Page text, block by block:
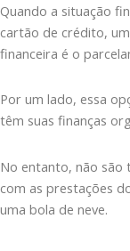
Quando a situação
cartão de crédito,
financeira é o
Por um lado, essa
têm suas finanças
No entanto, não são
com as prestações
uma bola de neve.